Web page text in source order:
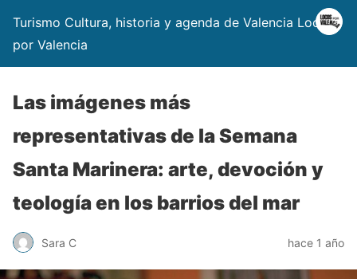
Turismo Cultura, historia y agenda de Valencia Locos
por Valencia
Las imágenes más
representativas de la Semana
Santa Marinera: arte, devoción y
teología en los barrios del mar
Sara C hace 1 año